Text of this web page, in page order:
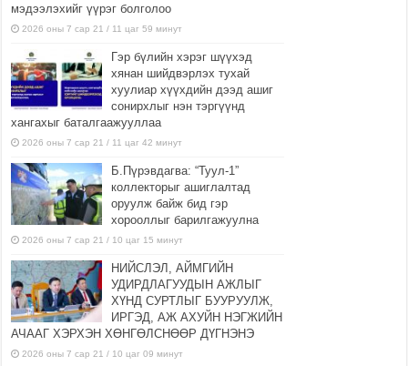
мэдээлэхийг үүрэг болголоо
2026 оны 7 сар 21 / 11 цаг 59 минут
Гэр бүлийн хэрэг шүүхэд
хянан шийдвэрлэх тухай
хуулиар хүүхдийн дээд ашиг
сонирхлыг нэн тэргүүнд
хангахыг баталгаажууллаа
2026 оны 7 сар 21 / 11 цаг 42 минут
Б.Пүрэвдагва: “Туул-1”
коллекторыг ашиглалтад
оруулж байж бид гэр
хорооллыг барилгажуулна
2026 оны 7 сар 21 / 10 цаг 15 минут
НИЙСЛЭЛ, АЙМГИЙН
УДИРДЛАГУУДЫН АЖЛЫГ
ХҮНД СУРТЛЫГ БУУРУУЛЖ,
ИРГЭД, АЖ АХУЙН НЭГЖИЙН
АЧААГ ХЭРХЭН ХӨНГӨЛСНӨӨР ДҮГНЭНЭ
2026 оны 7 сар 21 / 10 цаг 09 минут